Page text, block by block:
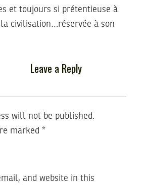
et toujours si prétentieuse à
civilisation…réservée à son
Leave a Reply
will not be published.
marked *
and website in this